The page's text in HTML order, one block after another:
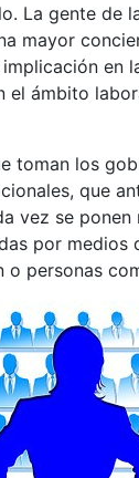
La gente de
mayor
en
el ámbito
toman los
que
vez se ponen
por medios
o personas